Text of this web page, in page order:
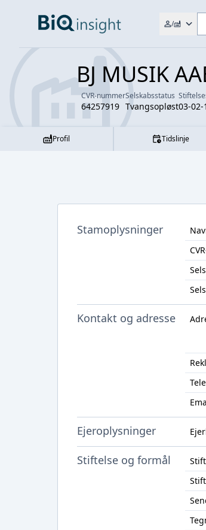
/
BJ MUSIK
CVR-nummer
64257919
Selskabsstatus
Tvangsopløst03-02-
Profil Tidslinje
Stamoplysninger
Kontakt og adresse
Ejeroplysninger
Stiftelse og formål